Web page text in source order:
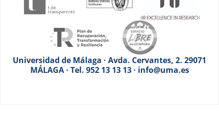
Universidad de Málaga · Avda. Cervantes, 2. 29071
MÁLAGA · Tel. 952 13 13 13 · info@uma.es